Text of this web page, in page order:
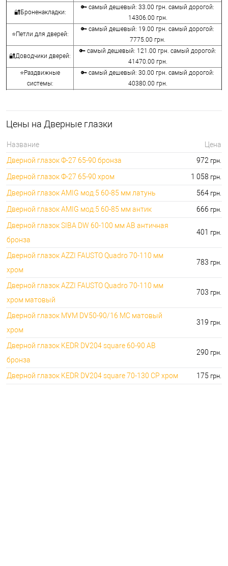
🔐Броненакладки:
🔑 самый дешевый: 33.00 грн. самый дорогой:
14306.00 грн.
⭐Петли для дверей:
🔑 самый дешевый: 19.00 грн. самый дорогой:
7775.00 грн.
🔐Доводчики дверей:
🔑 самый дешевый: 121.00 грн. самый дорогой:
41470.00 грн.
⭐Раздвижные
системы:
🔑 самый дешевый: 30.00 грн. самый дорогой:
40380.00 грн.
⭐Сейфы:
🔐Домофоны:
⭐Сигнализация AJAX:
🔑 самый дешевый: грн. самый дорогой: грн.
Цены на Дверные глазки
Название
Цена
Дверной глазок Ф-27 65-90 бронза
972 грн.
Дверной глазок Ф-27 65-90 хром 1 058 грн.
Дверной глазок AMIG мод.5 60-85 мм латунь 564 грн.
Дверной глазок AMIG мод.5 60-85 мм антик 666 грн.
Дверной глазок SIBA DW 60-100 мм АВ античная
бронза
401 грн.
Дверной глазок AZZI FAUSTO Quadro 70-110 мм
хром
783 грн.
Дверной глазок AZZI FAUSTO Quadro 70-110 мм
хром матовый
703 грн.
Дверной глазок MVM DV50-90/16 MC матовый
хром
319 грн.
Дверной глазок KEDR DV204 square 60-90 AB
бронза
290 грн.
Дверной глазок KEDR DV204 square 70-130 СP хром 175 грн.